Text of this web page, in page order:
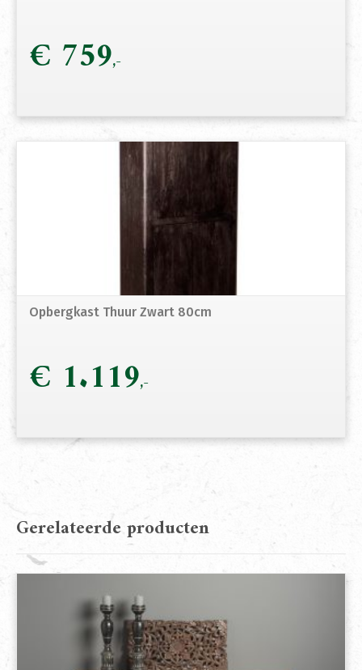
€ 759
Opbergkast Thuur Zwart 80cm
€ 1.119
Gerelateerde producten